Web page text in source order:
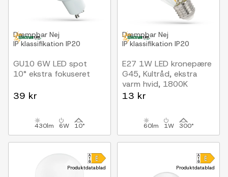
Dæmpbar Nej
IP klassifikation IP20
GU10 6W LED spot
10° ekstra fokuseret
39 kr
430lm 6W 10°
Dæmpbar Nej
IP klassifikation IP20
E27 1W LED kronepære
G45, Kultråd, ekstra
varm hvid, 1800K
13 kr
60lm 1W 300°
Produktdatablad Produktdatablad